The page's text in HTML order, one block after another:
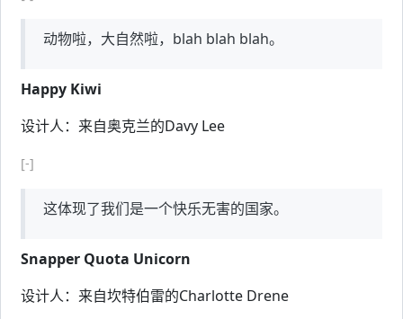
动物啦，大自然啦，blah blah blah。
Happy Kiwi
设计人：来自奥克兰的Davy Lee
[-]
这体现了我们是一个快乐无害的国家。
Snapper Quota Unicorn
设计人：来自坎特伯雷的Charlotte Drene